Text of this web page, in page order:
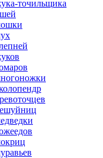
точильщика